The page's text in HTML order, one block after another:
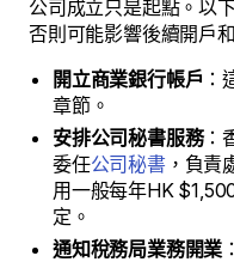
公司成立只是起點。以
否則可能影響後續開戶
開立商業銀行帳戶 ：
章節。
安排公司秘書服務：
委任公司秘書，負責
用一般每年HK
定。
通知稅務局業務開業